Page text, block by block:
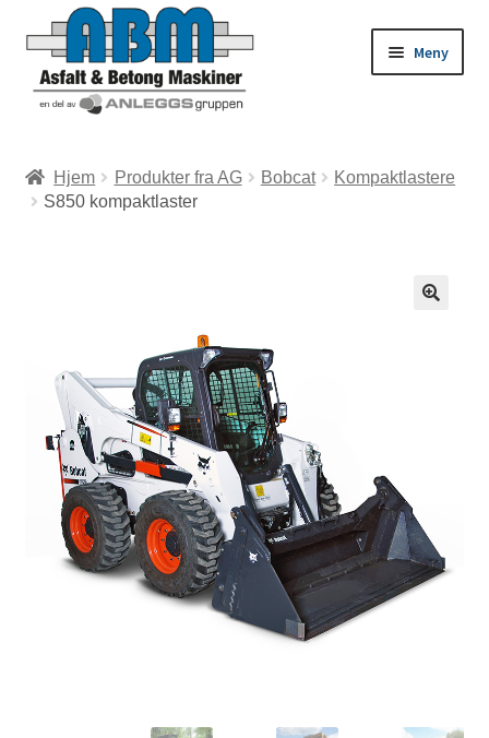
Meny
Hjem Produkter fra AG Bobcat
Kompaktlastere
S850 kompaktlaster